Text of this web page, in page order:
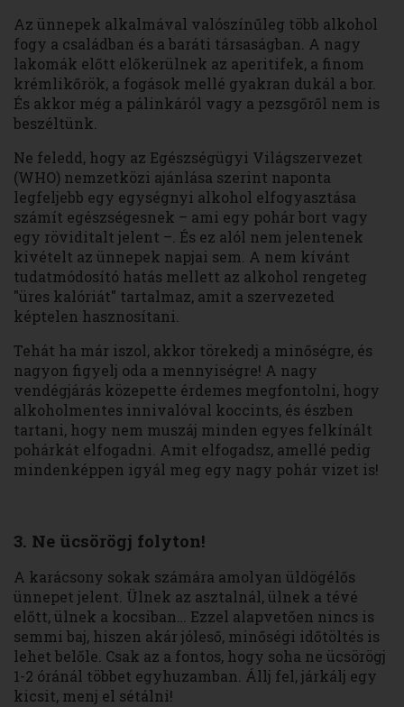
Az ünnepek alkalmával valószínűleg több alkohol
fogy a családban és a baráti társaságban. A nagy
lakomák előtt előkerülnek az aperitifek, a finom
krémlikőrök, a fogások mellé gyakran dukál a bor.
És akkor még a pálinkáról vagy a pezsgőről nem is
beszéltünk.
Ne feledd, hogy az Egészségügyi Világszervezet
(WHO) nemzetközi ajánlása szerint naponta
legfeljebb egy egységnyi alkohol elfogyasztása
számít egészségesnek – ami egy pohár bort vagy
egy röviditalt jelent –. És ez alól nem jelentenek
kivételt az ünnepek napjai sem. A nem kívánt
tudatmódosító hatás mellett az alkohol rengeteg
"üres kalóriát" tartalmaz, amit a szervezeted
képtelen hasznosítani.
Tehát ha már iszol, akkor törekedj a minőségre, és
nagyon figyelj oda a mennyiségre! A nagy
vendégjárás közepette érdemes megfontolni, hogy
alkoholmentes innivalóval koccints, és észben
tartani, hogy nem muszáj minden egyes felkínált
pohárkát elfogadni. Amit elfogadsz, amellé pedig
mindenképpen igyál meg egy nagy pohár vizet is!
3. Ne ücsörögj folyton!
A karácsony sokak számára amolyan üldögélős
ünnepet jelent. Ülnek az asztalnál, ülnek a tévé
előtt, ülnek a kocsiban… Ezzel alapvetően nincs is
semmi baj, hiszen akár jóleső, minőségi időtöltés is
lehet belőle. Csak az a fontos, hogy soha ne ücsörögj
1-2 óránál többet egyhuzamban. Állj fel, járkálj egy
kicsit, menj el sétálni!